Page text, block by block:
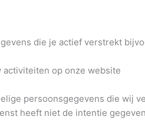
die je actief verstrekt
activiteiten op onze website
persoonsgegevens die wij
heeft niet de intentie